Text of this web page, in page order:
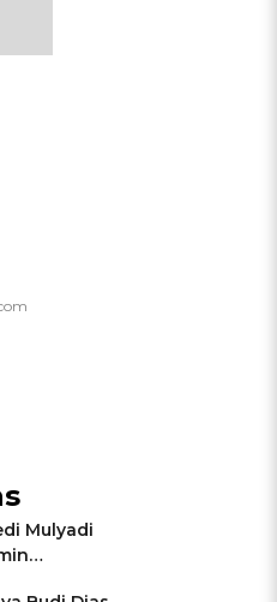
Mulyadi